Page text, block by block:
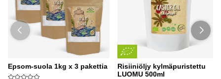
Epsom-suola 1kg x 3 pakettia
Risiiniöljy kylmäpuristettu
LUOMU 500ml